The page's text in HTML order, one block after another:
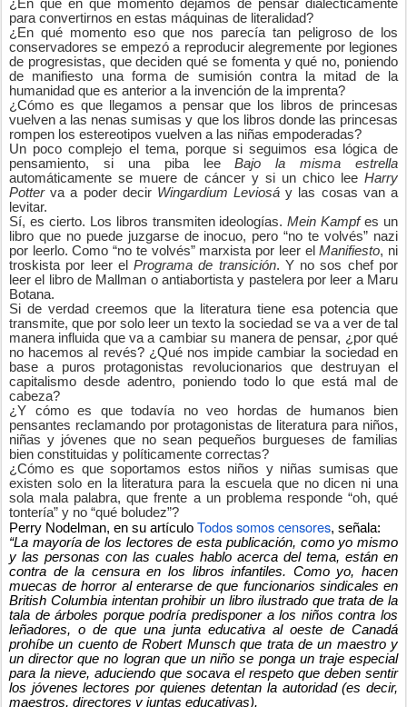
¿En qué en qué momento dejamos de pensar dialécticamente
para convertirnos en estas máquinas de literalidad?
¿En qué momento eso que nos parecía tan peligroso de los
conservadores se empezó a reproducir alegremente por legiones
de progresistas, que deciden qué se fomenta y qué no, poniendo
de manifiesto una forma de sumisión contra la mitad de la
humanidad que es anterior a la invención de la imprenta?
¿Cómo es que llegamos a pensar que los libros de princesas
vuelven a las nenas sumisas y que los libros donde las princesas
rompen los estereotipos vuelven a las niñas empoderadas?
Un poco complejo el tema, porque si seguimos esa lógica de
pensamiento, si una piba leeBajo la misma estrella
automáticamente se muere de cáncer y si un chico lee Harry
Potterva a poder decir Wingardium Leviosáy las cosas van a
levitar.
Sí, es cierto. Los libros transmiten ideologías.Mein Kampfes un
libro que no puede juzgarse de inocuo, pero “no te volvés” nazi
por leerlo. Como “no te volvés” marxista por leer elManifiesto, ni
troskista por leer elPrograma de transición. Y no sos chef por
leer el libro de Mallman o antiabortista y pastelera por leer a Maru
Botana.
Si de verdad creemos que la literatura tiene esa potencia que
transmite, que por solo leer un texto la sociedad se va a ver de tal
manera influida que va a cambiar su manera de pensar, ¿por qué
no hacemos al revés? ¿Qué nos impide cambiar la sociedad en
base a puros protagonistas revolucionarios que destruyan el
capitalismo desde adentro, poniendo todo lo que está mal de
cabeza?
¿Y cómo es que todavía no veo hordas de humanos bien
pensantes reclamando por protagonistas de literatura para niños,
niñas y jóvenes que no sean pequeños burgueses de familias
bien constituidas y políticamente correctas?
¿Cómo es que soportamos estos niños y niñas sumisas que
existen solo en la literatura para la escuela que no dicen ni una
sola mala palabra, que frente a un problema responde “oh, qué
tontería” y no “qué boludez”?
Perry Nodelman, en su artículo Todos somos censores, señala:
“La mayoría de los lectores de esta publicación, como yo mismo
y las personas con las cuales hablo acerca del tema, están en
contra de la censura en los libros infantiles. Como yo, hacen
muecas de horror al enterarse de que funcionarios sindicales en
British Columbia intentan prohibir un libro ilustrado que trata de la
tala de árboles porque podría predisponer a los niños contra los
leñadores, o de que una junta educativa al oeste de Canadá
prohíbe un cuento de Robert Munsch que trata de un maestro y
un director que no logran que un niño se ponga un traje especial
para la nieve, aduciendo que socava el respeto que deben sentir
los jóvenes lectores por quienes detentan la autoridad (es decir,
maestros, directores y juntas educativas).